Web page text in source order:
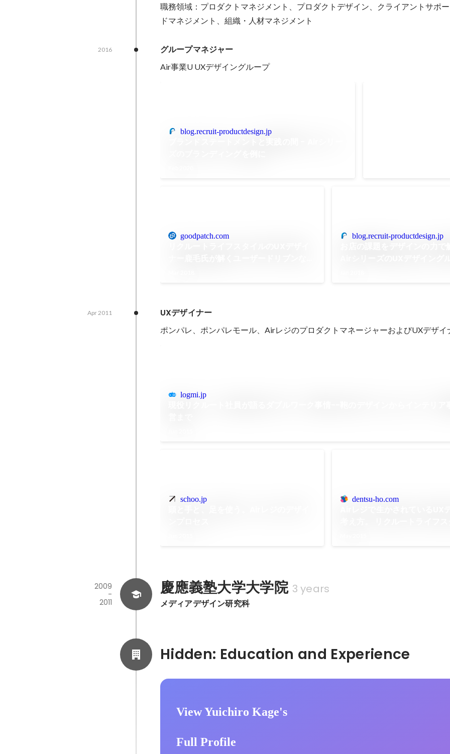
職務領域：プロダクトマネジメント、プロダクトデザイン、クライアントサポ
グループマネジャー
2016
Air事業U UXデザイングループ
blog.recruit-productdesign.jp
goodpatch.com blog.recruit-productdesign.jp
UXデザイナー
Apr 2011
ポンパレ、ポンパレモール、AirレジのプロダクトマネージャーおよびUXデザイ
logmi.jp
schoo.jp dentsu-ho.com
慶應義塾大学大学院 3 years
メディアデザイン研究科
2009
-
2011
View Yuichiro Kage's
Full Profile